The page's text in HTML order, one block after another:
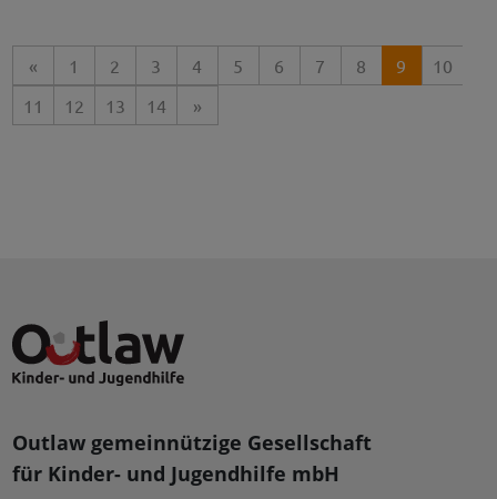
« 1 2 3 4 5 6 7 8 9
10
11
12 13 14 »
Outlaw gemeinnützige Gesellschaft
für Kinder- und Jugendhilfe mbH